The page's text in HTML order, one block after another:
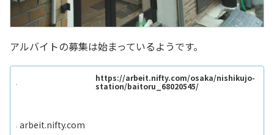
アルバイトの募集は始まっているようです。
https://arbeit.nifty.com/osaka/nishikujo-
station/baitoru_68020545/
arbeit.nifty.com